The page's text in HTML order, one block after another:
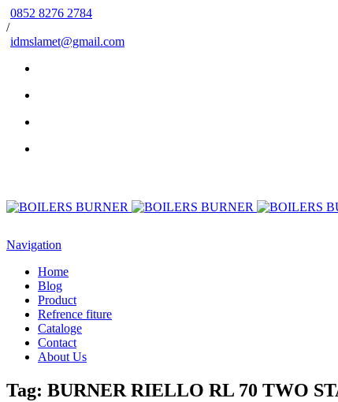
0852 8276 2784
/
idmslamet@gmail.com
Navigation
Home
Blog
Product
Refrence fiture
Cataloge
Contact
About Us
Tag: BURNER RIELLO RL 70 TWO